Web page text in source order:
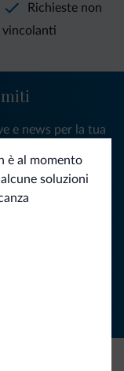
è al momento
soluzioni
Richieste non
vincolanti
e news per la tua